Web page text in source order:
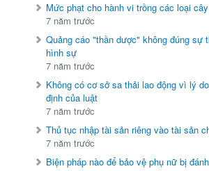
Mức phạt cho hành vi trồng các loại
7 năm trước
Quảng cáo "thần dược" không đúng sự
hình sự
7 năm trước
Không có cơ sở sa thải lao động vì lý
định của luật
7 năm trước
Thủ tục nhập tài sản riêng vào tài sản
7 năm trước
Biện pháp nào để bảo vệ phụ nữ bị